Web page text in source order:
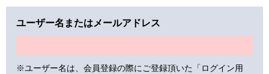
ユーザー名またはメールアドレス
※ユーザー名は、会員登録の際にご登録頂いた「ログイン用